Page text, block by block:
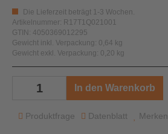
Die Lieferzeit beträgt 1-3 Wochen.
Artikelnummer: R17T1Q021001
GTIN: 4050369012295
Gewicht inkl. Verpackung: 0,64 kg
Gewicht exkl. Verpackung: 0,20 kg
In den Warenkorb
Produktfrage Merken
Datenblatt